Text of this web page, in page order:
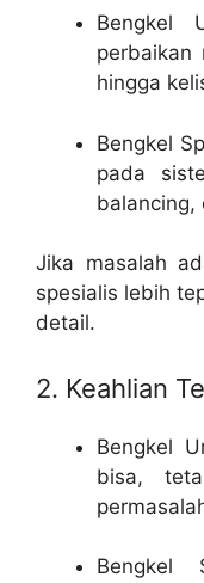
Bengkel
perbaikan
hingga
Bengkel
pada
balancing,
Jika masalah
spesialis lebih
detail.
2. Keahlian
Bengkel
bisa,
Bengkel